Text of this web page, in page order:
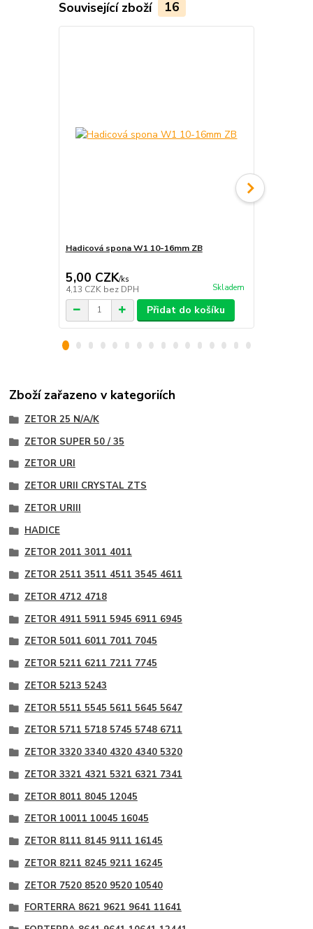
Související zboží 16
Hadicová spona W1 10-16mm ZB
5,00 CZK/ks
4,13 CZK bez DPH Skladem
Přidat do košíku
Zboží zařazeno v kategoriích
ZETOR 25 N/A/K
ZETOR SUPER 50 / 35
ZETOR URI
ZETOR URII CRYSTAL ZTS
ZETOR URIII
HADICE
ZETOR 2011 3011 4011
ZETOR 2511 3511 4511 3545 4611
ZETOR 4712 4718
ZETOR 4911 5911 5945 6911 6945
ZETOR 5011 6011 7011 7045
ZETOR 5211 6211 7211 7745
ZETOR 5213 5243
ZETOR 5511 5545 5611 5645 5647
ZETOR 5711 5718 5745 5748 6711
ZETOR 3320 3340 4320 4340 5320
ZETOR 3321 4321 5321 6321 7341
ZETOR 8011 8045 12045
ZETOR 10011 10045 16045
ZETOR 8111 8145 9111 16145
ZETOR 8211 8245 9211 16245
ZETOR 7520 8520 9520 10540
FORTERRA 8621 9621 9641 11641